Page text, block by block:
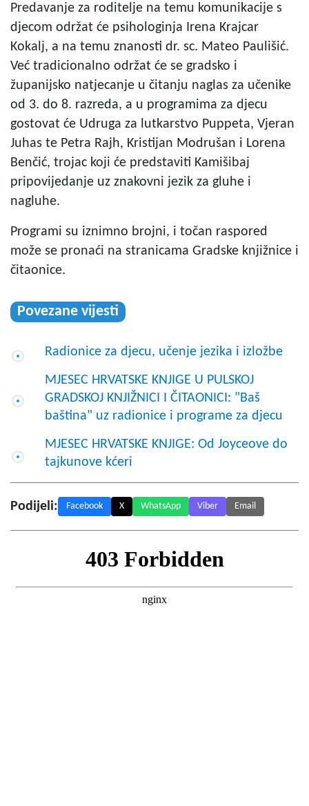
Predavanje za roditelje na temu komunikacije s
djecom održat će psihologinja Irena Krajcar
Kokalj, a na temu znanosti dr. sc. Mateo Paulišić.
Već tradicionalno održat će se gradsko i
županijsko natjecanje u čitanju naglas za učenike
od 3. do 8. razreda, a u programima za djecu
gostovat će Udruga za lutkarstvo Puppeta, Vjeran
Juhas te Petra Rajh, Kristijan Modrušan i Lorena
Benčić, trojac koji će predstaviti Kamišibaj
pripovijedanje uz znakovni jezik za gluhe i
nagluhe.
Programi su iznimno brojni, i točan raspored
može se pronaći na stranicama Gradske knjižnice i
čitaonice.
Povezane vijesti
Radionice za djecu, učenje jezika i izložbe
MJESEC HRVATSKE KNJIGE U PULSKOJ
GRADSKOJ KNJIŽNICI I ČITAONICI: "Baš
baština" uz radionice i programe za djecu
MJESEC HRVATSKE KNJIGE: Od Joyceove do
tajkunove kćeri
Podijeli: Facebook X WhatsApp Viber Email